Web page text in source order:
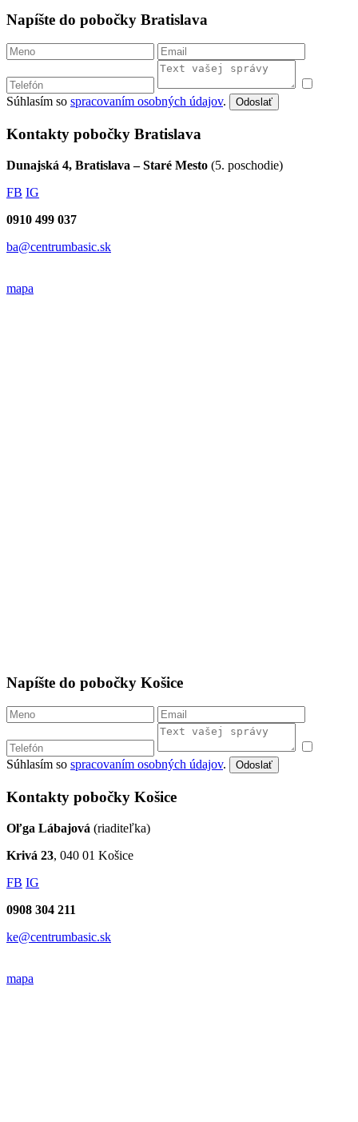
Napíšte do pobočky Bratislava
Súhlasím so spracovaním osobných údajov. Odoslať
Kontakty pobočky Bratislava
Dunajská 4, Bratislava – Staré Mesto (5. poschodie)
FB IG
0910 499 037
ba@centrumbasic.sk
mapa
Napíšte do pobočky Košice
Súhlasím so spracovaním osobných údajov. Odoslať
Kontakty pobočky Košice
Oľga Lábajová (riaditeľka)
Krivá 23, 040 01 Košice
FB IG
0908 304 211
ke@centrumbasic.sk
mapa